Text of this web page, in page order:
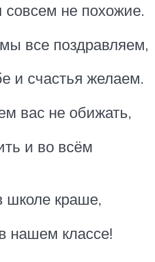
совсем не похожие.
все поздравляем,
и счастья желаем.
вас не обижать,
и во всём
школе краше,
нашем классе!